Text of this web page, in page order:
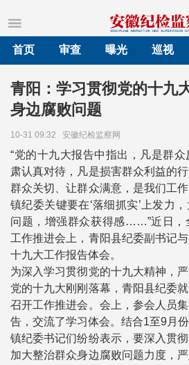
首页
审查 曝光 巡视
青阳：学习贯彻党的十九
身边腐败问题
10-31 09:32 安徽纪检监察网
“党的十九大报告中指出，凡是群
肃认真对待，凡是损害群众利益的
群众关切、让群众满意，是我们工
镇纪委关键要在‘落细抓实’上发力
问题，增强群众获得感……”近日，
工作推进会上，青阳县纪委副书记
十九大工作报告体会。
为深入学习贯彻党的十九大精神，
党的十九大刚刚落幕，青阳县纪委
召开工作推进会。会上，参会人员
告，交流了学习体会。结合1至9月
镇纪委书记们纷纷表示，要深入贯
加大整治群众身边腐败问题力度，